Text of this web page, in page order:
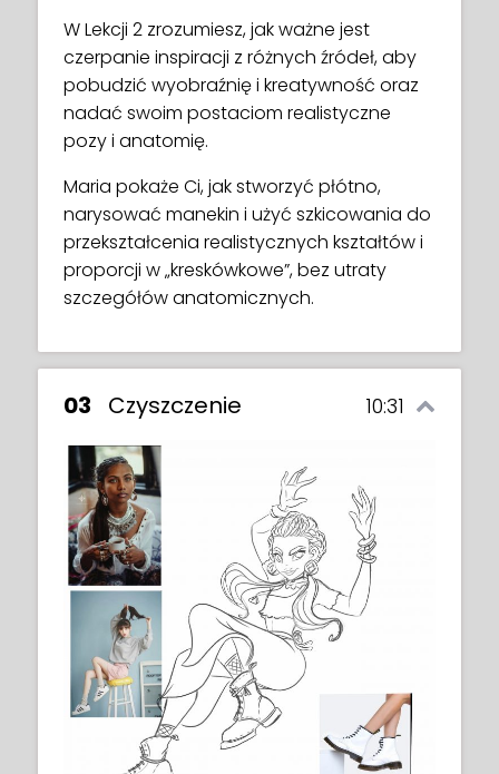
W Lekcji 2 zrozumiesz, jak ważne jest
czerpanie inspiracji z różnych źródeł, aby
pobudzić wyobraźnię i kreatywność oraz
nadać swoim postaciom realistyczne
pozy i anatomię.
Maria pokaże Ci, jak stworzyć płótno,
narysować manekin i użyć szkicowania do
przekształcenia realistycznych kształtów i
proporcji w „kreskówkowe”, bez utraty
szczegółów anatomicznych.
03 Czyszczenie 10:31